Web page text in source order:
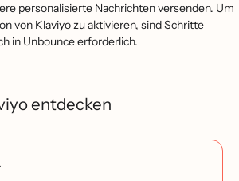
personalisierte Nachrichten versenden. Um
von Klaviyo zu aktivieren, sind Schritte
in Unbounce erforderlich.
entdecken